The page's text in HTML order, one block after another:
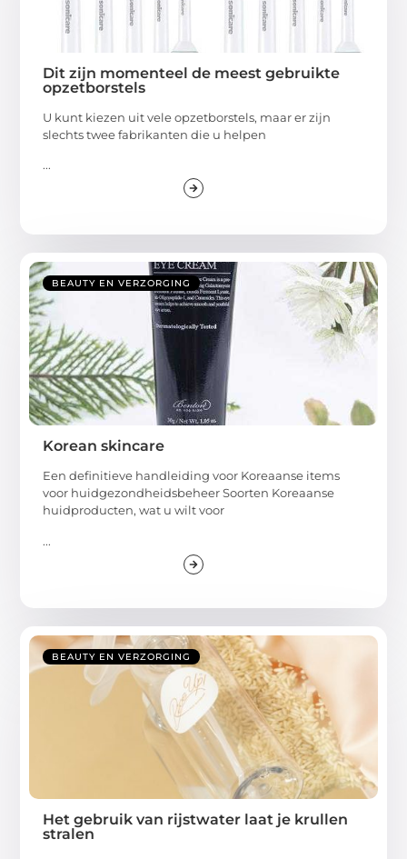
Dit zijn momenteel de meest gebruikte
opzetborstels
U kunt kiezen uit vele opzetborstels, maar er zijn
slechts twee fabrikanten die u helpen
...
BEAUTY EN VERZORGING
Korean skincare
Een definitieve handleiding voor Koreaanse items
voor huidgezondheidsbeheer Soorten Koreaanse
huidproducten, wat u wilt voor
...
BEAUTY EN VERZORGING
Het gebruik van rijstwater laat je krullen
stralen